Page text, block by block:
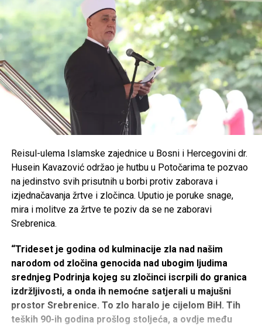
Reisul-ulema Islamske zajednice u Bosni i Hercegovini dr.
Husein Kavazović održao je hutbu u Potočarima te pozvao
na jedinstvo svih prisutnih u borbi protiv zaborava i
izjednačavanja žrtve i zločinca. Uputio je poruke snage,
mira i molitve za žrtve te poziv da se ne zaboravi
Srebrenica.
“Trideset je godina od kulminacije zla nad našim
narodom od zločina genocida nad ubogim ljudima
srednjeg Podrinja kojeg su zločinci iscrpili do granica
izdržljivosti, a onda ih nemoćne satjerali u majušni
prostor Srebrenice. To zlo haralo je cijelom BiH. Tih
teških 90-ih godina prošlog stoljeća, a ovdje među